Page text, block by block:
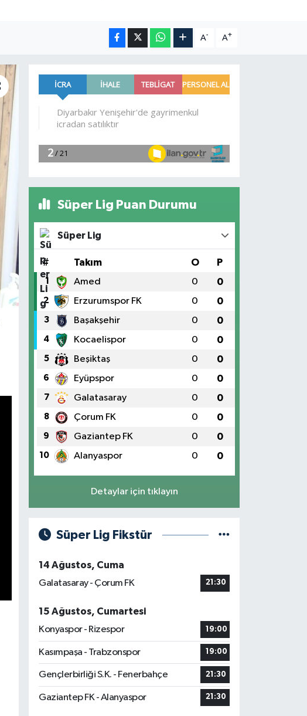
A- A+
Süper Lig Puan Durumu
Süper Lig
# Takım O P
1 Amed 0 0
2 Erzurumspor FK 0 0
3 Başakşehir 0 0
4 Kocaelispor 0 0
5 Beşiktaş 0 0
6 Eyüpspor 0 0
7 Galatasaray 0 0
8 Çorum FK 0 0
9 Gaziantep FK 0 0
10 Alanyaspor 0 0
Detaylar için tıklayın
Süper Lig Fikstür
14 Ağustos, Cuma
Galatasaray - Çorum FK
21:30
15 Ağustos, Cumartesi
Konyaspor - Rizespor
19:00
Kasımpaşa - Trabzonspor 19:00
Gençlerbirliği S.K. - Fenerbahçe 21:30
Gaziantep FK - Alanyaspor 21:30